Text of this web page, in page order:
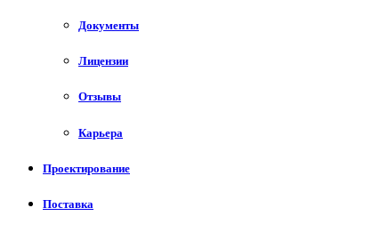
Документы
Лицензии
Отзывы
Карьера
Проектирование
Поставка